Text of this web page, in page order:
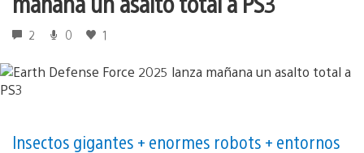
2 0 1
Insectos gigantes + enormes robots + entornos